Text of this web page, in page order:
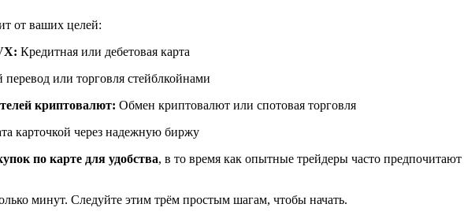
от ваших целей:
Кредитная или дебетовая карта
перевод или торговля стейблкойнами
криптовалют: Обмен криптовалют или спотовая торговля
карточкой через надежную биржу
по карте для удобства, в то время как опытные трейдеры часто предпочитают
минут. Следуйте этим трём простым шагам, чтобы начать.